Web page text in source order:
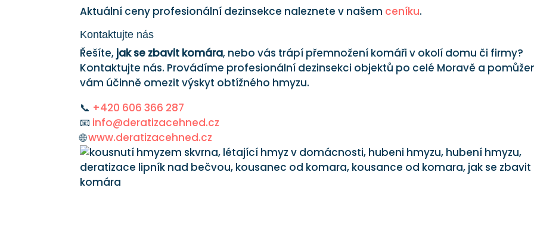
Aktuální ceny profesionální dezinsekce naleznete v našem ceníku.
Kontaktujte nás
Řešíte, jak se zbavit komára, nebo vás trápí přemnožení komáři v okolí domu či firmy?
Kontaktujte nás. Provádíme profesionální dezinsekci objektů po celé Moravě a
vám účinně omezit výskyt obtížného hmyzu.
📞 +420 606 366 287
📧 info@deratizacehned.cz
🌐www.deratizacehned.cz